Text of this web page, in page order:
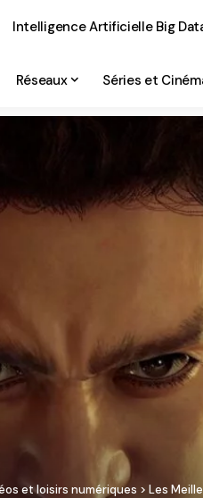
Intelligence Artificielle Big
Réseaux Séries et
et loisirs numériques > Les